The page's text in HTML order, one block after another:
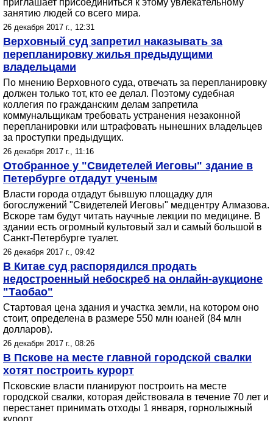
приглашает присоединиться к этому увлекательному
занятию людей со всего мира.
26 декабря 2017 г., 12:31
Верховный суд запретил наказывать за
перепланировку жилья предыдущими
владельцами
По мнению Верховного суда, отвечать за перепланировку
должен только тот, кто ее делал. Поэтому судебная
коллегия по гражданским делам запретила
коммунальщикам требовать устранения незаконной
перепланировки или штрафовать нынешних владельцев
за проступки предыдущих.
26 декабря 2017 г., 11:16
Отобранное у "Свидетелей Иеговы" здание в
Петербурге отдадут ученым
Власти города отдадут бывшую площадку для
богослужений "Свидетелей Иеговы" медцентру Алмазова.
Вскоре там будут читать научные лекции по медицине. В
здании есть огромный культовый зал и самый большой в
Санкт-Петербурге туалет.
26 декабря 2017 г., 09:42
В Китае суд распорядился продать
недостроенный небоскреб на онлайн-аукционе
"Таобао"
Стартовая цена здания и участка земли, на котором оно
стоит, определена в размере 550 млн юаней (84 млн
долларов).
26 декабря 2017 г., 08:26
В Пскове на месте главной городской свалки
хотят построить курорт
Псковские власти планируют построить на месте
городской свалки, которая действовала в течение 70 лет и
перестанет принимать отходы 1 января, горнолыжный
курорт.